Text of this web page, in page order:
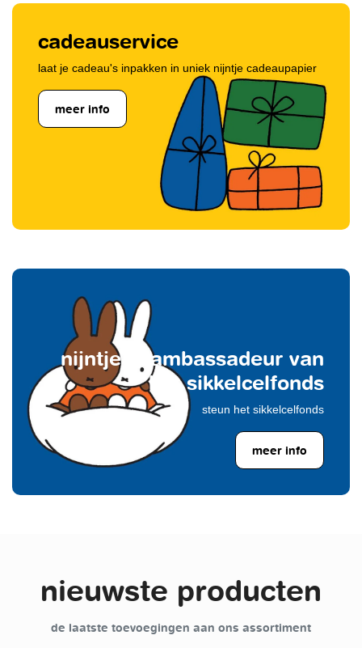
cadeauservice
laat je cadeau's inpakken in uniek nijntje cadeaupapier
meer info
nijntje is ambassadeur van
het sikkelcelfonds
steun het sikkelcelfonds
meer info
nieuwste producten
de laatste toevoegingen aan ons assortiment